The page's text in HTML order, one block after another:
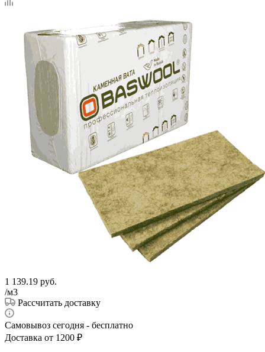
1 139.19 руб.
/м3
Рассчитать доставку
Самовывоз сегодня - бесплатно
Доставка от 1200 ₽